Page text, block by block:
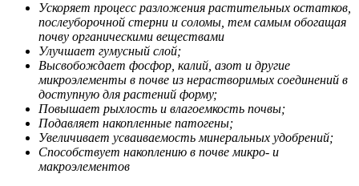
Ускоряет процесс разложения растительных остатков,
послеуборочной стерни и соломы, тем самым обогащая
почву органическими веществами
Улучшает гумусный слой;
Высвобождает фосфор, калий, азот и другие
микроэлементы в почве из нерастворимых соединений в
доступную для растений форму;
Повышает рыхлость и влагоемкость почвы;
Подавляет накопленные патогены;
Увеличивает усваиваемость минеральных удобрений;
Способствует накоплению в почве микро- и
макроэлементов